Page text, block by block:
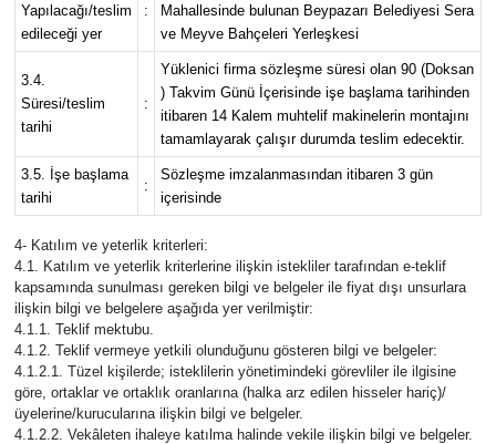
Yapılacağı/teslim
edileceği yer
:
Mahallesinde bulunan Beypazarı Belediyesi Sera
ve Meyve Bahçeleri Yerleşkesi
3.4.
Süresi/teslim
tarihi
:
Yüklenici firma sözleşme süresi olan 90 (Doksan
) Takvim Günü İçerisinde işe başlama tarihinden
itibaren 14 Kalem muhtelif makinelerin montajını
tamamlayarak çalışır durumda teslim edecektir.
3.5. İşe başlama
tarihi
:
Sözleşme imzalanmasından itibaren 3 gün
içerisinde
4- Katılım ve yeterlik kriterleri:
4.1. Katılım ve yeterlik kriterlerine ilişkin istekliler tarafından e-teklif
kapsamında sunulması gereken bilgi ve belgeler ile fiyat dışı unsurlara
ilişkin bilgi ve belgelere aşağıda yer verilmiştir:
4.1.1. Teklif mektubu.
4.1.2. Teklif vermeye yetkili olunduğunu gösteren bilgi ve belgeler:
4.1.2.1. Tüzel kişilerde; isteklilerin yönetimindeki görevliler ile ilgisine
göre, ortaklar ve ortaklık oranlarına (halka arz edilen hisseler hariç)/
üyelerine/kurucularına ilişkin bilgi ve belgeler.
4.1.2.2. Vekâleten ihaleye katılma halinde vekile ilişkin bilgi ve belgeler.